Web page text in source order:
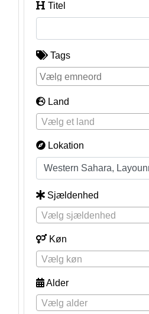
Titel
Tags
Land
Vælg et land
Lokation
Sjældenhed
Vælg sjældenhed
Køn
Vælg køn
Alder
Vælg alder